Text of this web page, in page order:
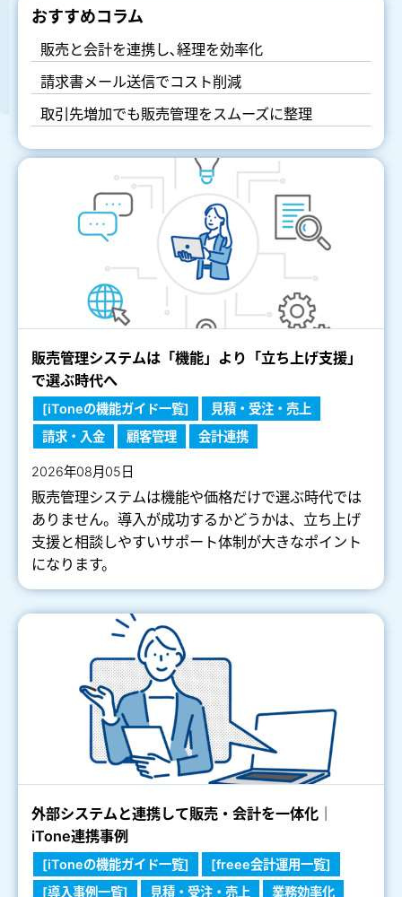
販売管理システムは「機能」より「立ち上げ支援」
で選ぶ時代へ
[iToneの機能ガイド一覧]
見積・受注・売上
請求・入金
顧客管理 会計連携
2026年08月05日
販売管理システムは機能や価格だけで選ぶ時代では
ありません。導入が成功するかどうかは、立ち上げ
支援と相談しやすいサポート体制が大きなポイント
になります。
外部システムと連携して販売・会計を一体化｜
iTone連携事例
[iToneの機能ガイド一覧]
[freee会計運用一覧]
[導入事例一覧]
見積・受注・売上
業務効率化
おすすめコラム
販売と会計を連携し､経理を効率化
請求書メール送信でコスト削減
取引先増加でも販売管理をスムーズに整理